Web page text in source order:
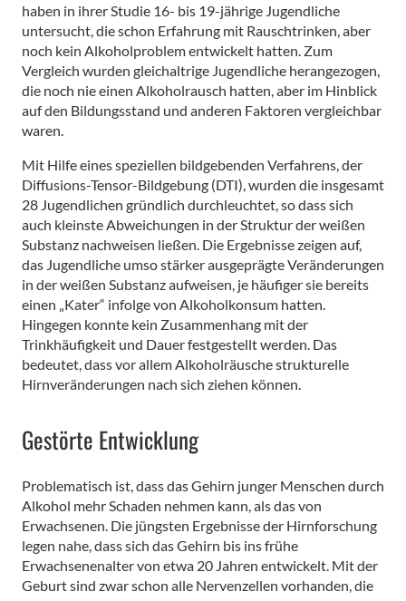
haben in ihrer Studie 16- bis 19-jährige Jugendliche
untersucht, die schon Erfahrung mit Rauschtrinken, aber
noch kein Alkoholproblem entwickelt hatten. Zum
Vergleich wurden gleichaltrige Jugendliche herangezogen,
die noch nie einen Alkoholrausch hatten, aber im Hinblick
auf den Bildungsstand und anderen Faktoren vergleichbar
waren.
Mit Hilfe eines speziellen bildgebenden Verfahrens, der
Diffusions-Tensor-Bildgebung (DTI), wurden die insgesamt
28 Jugendlichen gründlich durchleuchtet, so dass sich
auch kleinste Abweichungen in der Struktur der weißen
Substanz nachweisen ließen. Die Ergebnisse zeigen auf,
das Jugendliche umso stärker ausgeprägte Veränderungen
in der weißen Substanz aufweisen, je häufiger sie bereits
einen „Kater“ infolge von Alkoholkonsum hatten.
Hingegen konnte kein Zusammenhang mit der
Trinkhäufigkeit und Dauer festgestellt werden. Das
bedeutet, dass vor allem Alkoholräusche strukturelle
Hirnveränderungen nach sich ziehen können.
Gestörte Entwicklung
Problematisch ist, dass das Gehirn junger Menschen durch
Alkohol mehr Schaden nehmen kann, als das von
Erwachsenen. Die jüngsten Ergebnisse der Hirnforschung
legen nahe, dass sich das Gehirn bis ins frühe
Erwachsenenalter von etwa 20 Jahren entwickelt. Mit der
Geburt sind zwar schon alle Nervenzellen vorhanden, die